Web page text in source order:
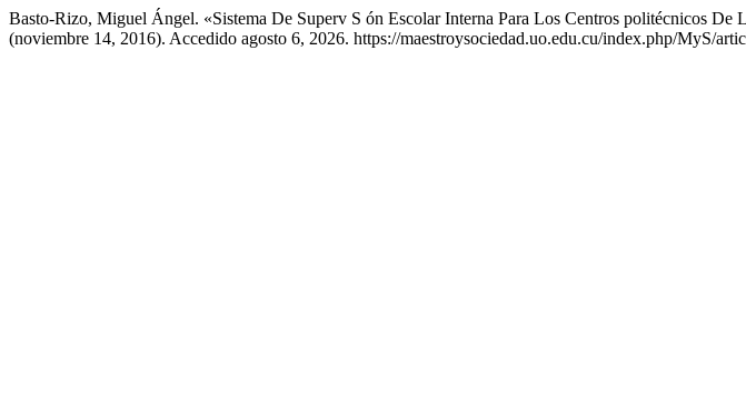
Basto-Rizo, Miguel Ángel. «Sistema De Superv S ón Escolar Interna Para Los Centros politécnicos De
(noviembre 14, 2016). Accedido agosto 6, 2026. https://maestroysociedad.uo.edu.cu/index.php/MyS/